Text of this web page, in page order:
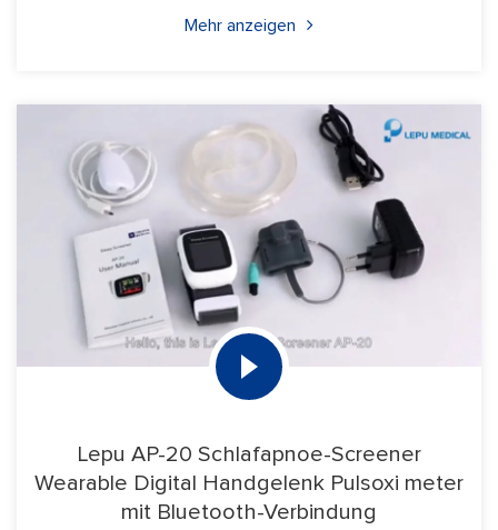
Mehr anzeigen
Lepu AP-20 Schlafapnoe-Screener
Wearable Digital Handgelenk Pulsoxi meter
mit Bluetooth-Verbindung